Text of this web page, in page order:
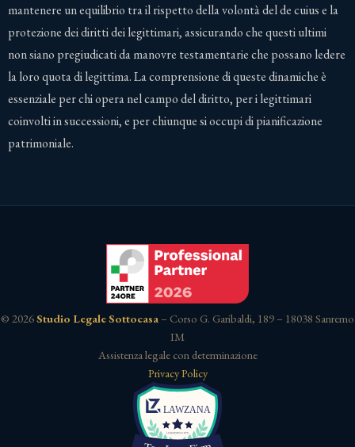
mantenere un equilibrio tra il rispetto della volontà del de cuius e la
protezione dei diritti dei legittimari, assicurando che questi ultimi
non siano pregiudicati da manovre testamentarie che possano ledere
la loro quota di legittima. La comprensione di queste dinamiche è
essenziale per chi opera nel campo del diritto, per i legittimari
coinvolti in successioni, e per chiunque si occupi di pianificazione
patrimoniale.
© 2026Studio Legale Sottocasa – Corso G. Garibaldi, 189 – 18038 Sanremo
IM
Assistenza legale con determinazione
Privacy Policy